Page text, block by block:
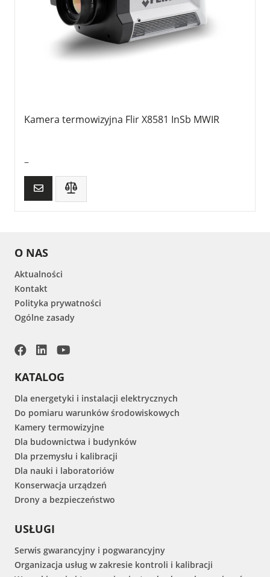
Kamera termowizyjna Flir X8581 InSb MWIR
–
O NAS
Aktualności
Kontakt
Polityka prywatności
Ogólne zasady
KATALOG
Dla energetyki i instalacji elektrycznych
Do pomiaru warunków środowiskowych
Kamery termowizyjne
Dla budownictwa i budynków
Dla przemysłu i kalibracji
Dla nauki i laboratoriów
Konserwacja urządzeń
Drony a bezpieczeństwo
USŁUGI
Serwis gwarancyjny i pogwarancyjny
Organizacja usług w zakresie kontroli i kalibracji